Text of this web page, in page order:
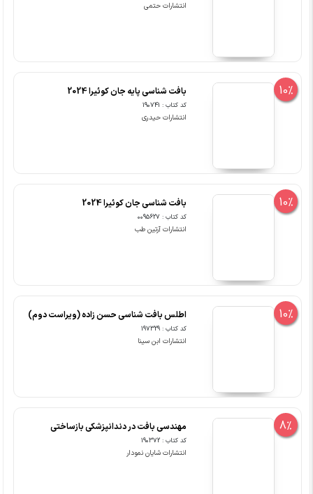
انتشارات حتمی
10% بافت شناسی پایه جان کوئیرا 2024
کد کتاب : 190741
انتشارات حیدری
10% بافت شناسی جان کوئیرا 2024
کد کتاب : 0095627
انتشارات آرتین طب
10% اطلس بافت شناسی حسن زاده (ویراست دوم)
کد کتاب : 197329
انتشارات ابن سینا
8% مهندسی بافت در دندانپزشکی بازساختی
کد کتاب : 190372
انتشارات شایان نمودار